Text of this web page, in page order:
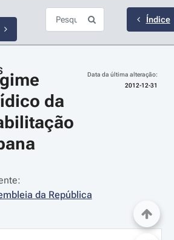
Índice
baixo para abrir o calendário; Use as
da
Data da última alteração:
2012-12-31
da República